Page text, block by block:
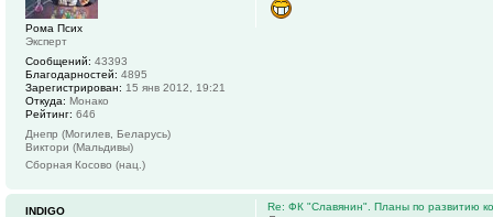
Рома Псих
Эксперт
Сообщений: 43393
Благодарностей: 4895
Зарегистрирован: 15 янв 2012, 19:21
Откуда: Монако
Рейтинг: 646
Днепр (Могилев, Беларусь)
Виктори (Мальдивы)
Сборная Косово (нац.)
Re: ФК "Славянин". Планы по развитию
INDIGO